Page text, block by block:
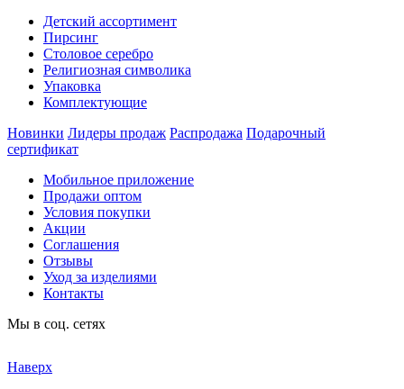
Детский ассортимент
Пирсинг
Столовое серебро
Религиозная символика
Упаковка
Комплектующие
Новинки Лидеры продаж Распродажа Подарочный
сертификат
Мобильное приложение
Продажи оптом
Условия покупки
Акции
Соглашения
Отзывы
Уход за изделиями
Контакты
Мы в соц. сетях
Наверх